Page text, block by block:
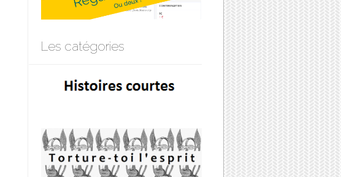
Les catégories